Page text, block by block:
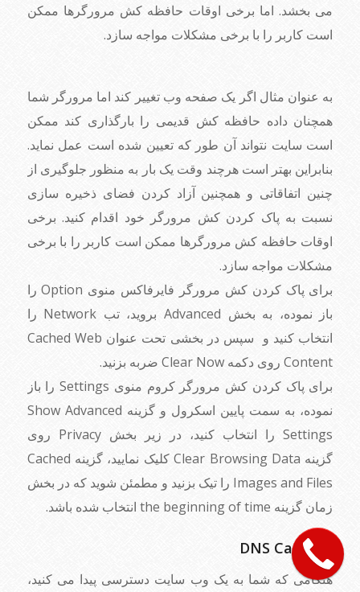
می بخشد. اما برخی اوقات حافظه کش مرورگرها ممکن
است کاربر را با برخی مشکلات مواجه سازد.
به عنوان مثال اگر یک صفحه وب تغییر کند اما مرورگر شما
همچنان داده حافظه کش قدیمی را بارگذاری کند ممکن
است سایت نتواند آن طور که تعیین شده است عمل نماید.
بنابراین بهتر است هرچند وقت یک بار به منظور جلوگیری از
چنین اتفاقاتی و همچنین آزاد کردن فضای ذخیره سازی
نسبت به پاک کردن کش مرورگر خود اقدام کنید. برخی
اوقات حافظه کش مرورگرها ممکن است کاربر را با برخی
مشکلات مواجه سازد.
برای پاک کردن کش مرورگر فایرفاکس منوی Option را
باز نموده، به بخش Advanced بروید، تب Network را
انتخاب کنید و سپس در بخشی تحت عنوان Cached Web
Content روی دکمه Clear Now ضربه بزنید.
برای پاک کردن کش مرورگر کروم منوی Settings را باز
نموده، به سمت پایین اسکرول و گزینه Show Advanced
Settings را انتخاب کنید، در زیر بخش Privacy روی
گزینه Clear Browsing Data کلیک نمایید، گزینه Cached
Images and Files را تیک بزنید و مطمئن شوید که در بخش
زمان گزینه the beginning of time انتخاب شده باشد.
هنگامی که شما به یک وب سایت دسترسی پیدا می کنید،